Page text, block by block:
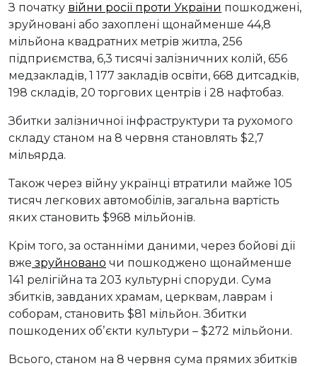
З початку війни росії проти України пошкоджені,
зруйновані або захоплені щонайменше 44,8
мільйона квадратних метрів житла, 256
підприємства, 6,3 тисячі залізничних колій, 656
медзакладів, 1 177 закладів освіти, 668 дитсадків,
198 складів, 20 торгових центрів і 28 нафтобаз.
Збитки залізничної інфраструктури та рухомого
складу станом на 8 червня становлять $2,7
мільярда.
Також через війну українці втратили майже 105
тисяч легкових автомобілів, загальна вартість
яких становить $968 мільйонів.
Крім того, за останніми даними, через бойові дії
вже зруйновано чи пошкоджено щонайменше
141 релігійна та 203 культурні споруди. Сума
збитків, завданих храмам, церквам, лаврам і
соборам, становить $81 мільйон. Збитки
пошкодених обʼєкти культури – $272 мільйони.
Всього, станом на 8 червня сума прямих збитків